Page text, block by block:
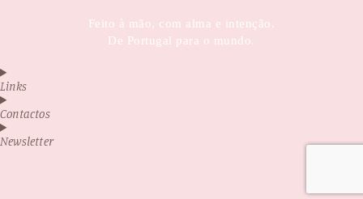
Feito à mão, com alma e intenção.
De Portugal para o mundo.
Links
Contactos
Newsletter